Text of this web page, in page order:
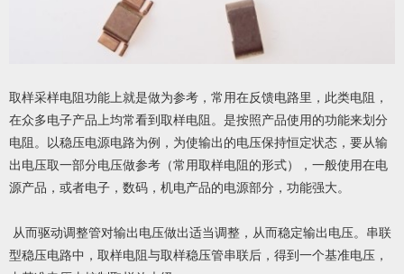
取样采样电阻功能上就是做为参考，常用在反馈电路里，此类电阻，
在众多电子产品上均常看到取样电阻。是按照产品使用的功能来划分
电阻。以稳压电源电路为例，为使输出的电压保持恒定状态，要从输
出电压取一部分电压做参考（常用取样电阻的形式），一般使用在电
源产品，或者电子，数码，机电产品的电源部分，功能强大。
从而驱动调整管对输出电压做出适当调整，从而稳定输出电压。串联
型稳压电路中，取样电阻与取样稳压管串联后，得到一个基准电压，